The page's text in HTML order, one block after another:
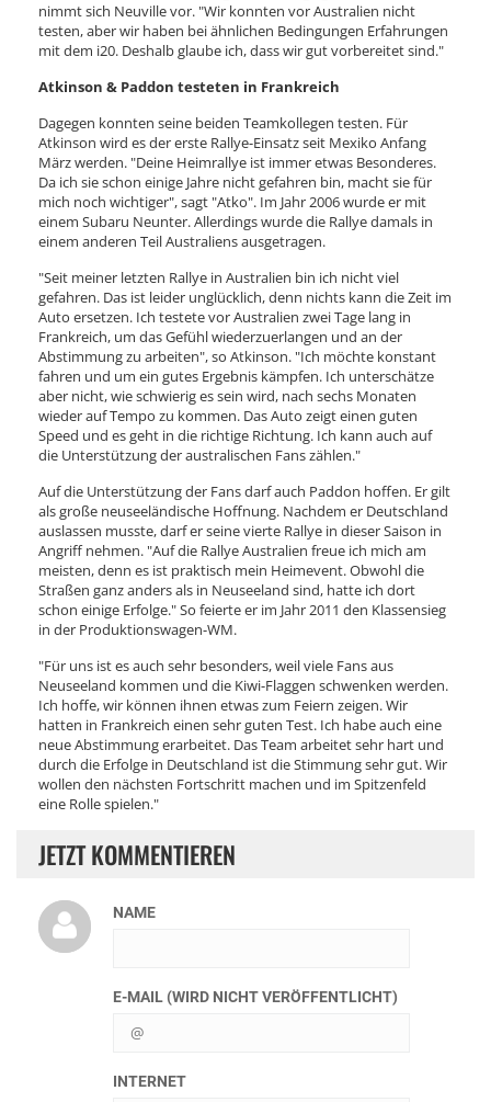
nimmt sich Neuville vor. "Wir konnten vor Australien nicht
testen, aber wir haben bei ähnlichen Bedingungen Erfahrungen
mit dem i20. Deshalb glaube ich, dass wir gut vorbereitet sind."
Atkinson & Paddon testeten in Frankreich
Dagegen konnten seine beiden Teamkollegen testen. Für
Atkinson wird es der erste Rallye-Einsatz seit Mexiko Anfang
März werden. "Deine Heimrallye ist immer etwas Besonderes.
Da ich sie schon einige Jahre nicht gefahren bin, macht sie für
mich noch wichtiger", sagt "Atko". Im Jahr 2006 wurde er mit
einem Subaru Neunter. Allerdings wurde die Rallye damals in
einem anderen Teil Australiens ausgetragen.
"Seit meiner letzten Rallye in Australien bin ich nicht viel
gefahren. Das ist leider unglücklich, denn nichts kann die Zeit im
Auto ersetzen. Ich testete vor Australien zwei Tage lang in
Frankreich, um das Gefühl wiederzuerlangen und an der
Abstimmung zu arbeiten", so Atkinson. "Ich möchte konstant
fahren und um ein gutes Ergebnis kämpfen. Ich unterschätze
aber nicht, wie schwierig es sein wird, nach sechs Monaten
wieder auf Tempo zu kommen. Das Auto zeigt einen guten
Speed und es geht in die richtige Richtung. Ich kann auch auf
die Unterstützung der australischen Fans zählen."
Auf die Unterstützung der Fans darf auch Paddon hoffen. Er gilt
als große neuseeländische Hoffnung. Nachdem er Deutschland
auslassen musste, darf er seine vierte Rallye in dieser Saison in
Angriff nehmen. "Auf die Rallye Australien freue ich mich am
meisten, denn es ist praktisch mein Heimevent. Obwohl die
Straßen ganz anders als in Neuseeland sind, hatte ich dort
schon einige Erfolge." So feierte er im Jahr 2011 den Klassensieg
in der Produktionswagen-WM.
"Für uns ist es auch sehr besonders, weil viele Fans aus
Neuseeland kommen und die Kiwi-Flaggen schwenken werden.
Ich hoffe, wir können ihnen etwas zum Feiern zeigen. Wir
hatten in Frankreich einen sehr guten Test. Ich habe auch eine
neue Abstimmung erarbeitet. Das Team arbeitet sehr hart und
durch die Erfolge in Deutschland ist die Stimmung sehr gut. Wir
wollen den nächsten Fortschritt machen und im Spitzenfeld
eine Rolle spielen."
JETZT KOMMENTIEREN
NAME
E-MAIL (WIRD NICHT VERÖFFENTLICHT)
INTERNET